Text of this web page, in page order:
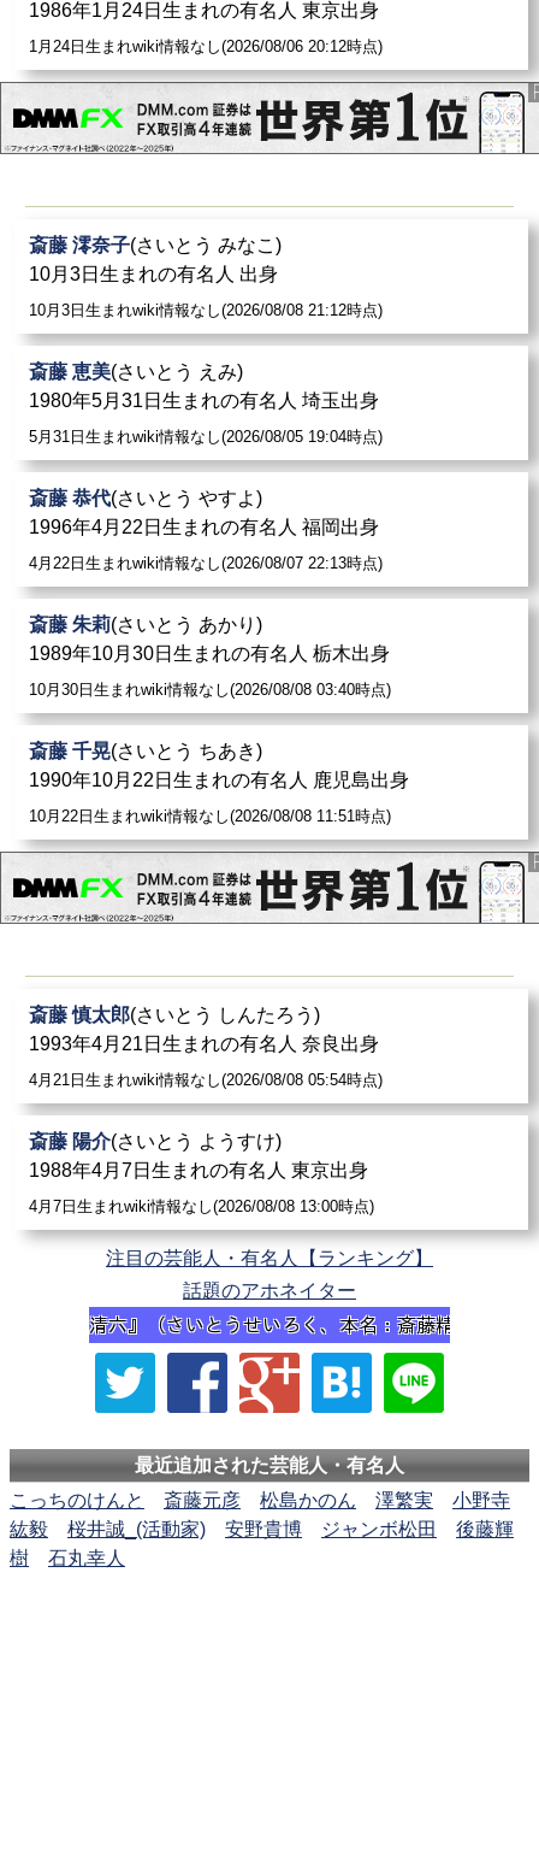
1986年1月24日生まれの有名人 東京出身
1月24日生まれwiki情報なし(2026/08/06 20:12時点)
斎藤 澪奈子(さいとう みなこ)
10月3日生まれの有名人 出身
10月3日生まれwiki情報なし(2026/08/08 21:12時点)
斎藤 恵美(さいとう えみ)
1980年5月31日生まれの有名人 埼玉出身
5月31日生まれwiki情報なし(2026/08/05 19:04時点)
斎藤 恭代(さいとう やすよ)
1996年4月22日生まれの有名人 福岡出身
4月22日生まれwiki情報なし(2026/08/07 22:13時点)
斎藤 朱莉(さいとう あかり)
1989年10月30日生まれの有名人 栃木出身
10月30日生まれwiki情報なし(2026/08/08 03:40時点)
斎藤 千晃(さいとう ちあき)
1990年10月22日生まれの有名人 鹿児島出身
10月22日生まれwiki情報なし(2026/08/08 11:51時点)
斎藤 慎太郎(さいとう しんたろう)
1993年4月21日生まれの有名人 奈良出身
4月21日生まれwiki情報なし(2026/08/08 05:54時点)
斎藤 陽介(さいとう ようすけ)
1988年4月7日生まれの有名人 東京出身
4月7日生まれwiki情報なし(2026/08/08 13:00時点)
注目の芸能人・有名人【ランキング】
話題のアホネイター
最近追加された芸能人・有名人
こっちのけんと
斎藤元彦 松島かのん 澤繁実
小野寺
紘毅
桜井誠_(活動家) 安野貴博 ジャンボ松田
後藤輝
樹
石丸幸人